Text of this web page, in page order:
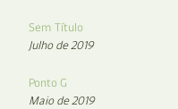
Sem Título
Julho de 2019
Ponto G
Maio de 2019